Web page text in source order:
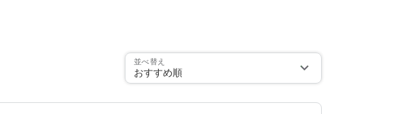
並べ替え
おすすめ順